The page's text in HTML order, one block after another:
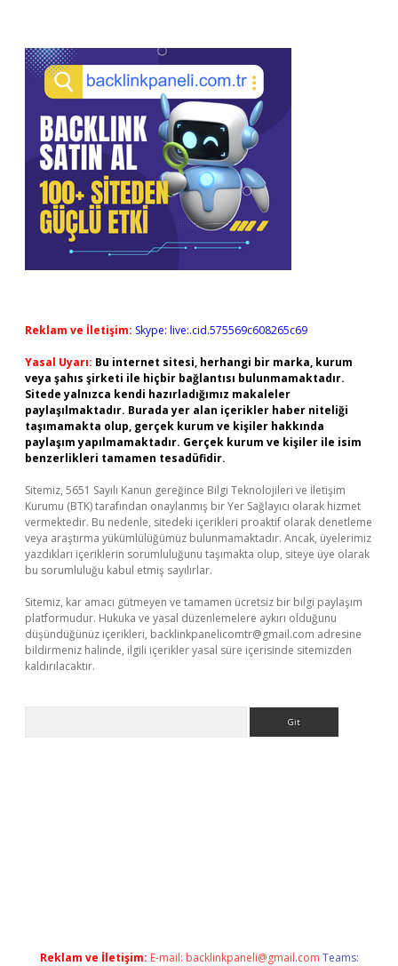
Reklam ve İletişim: Skype: live:.cid.575569c608265c69
Yasal Uyarı: Bu internet sitesi, herhangi bir marka, kurum
veya şahıs şirketi ile hiçbir bağlantısı bulunmamaktadır.
Sitede yalnızca kendi hazırladığımız makaleler
paylaşılmaktadır. Burada yer alan içerikler haber niteliği
taşımamakta olup, gerçek kurum ve kişiler hakkında
paylaşım yapılmamaktadır. Gerçek kurum ve kişiler ile isim
benzerlikleri tamamen tesadüfidir.
Sitemiz, 5651 Sayılı Kanun gereğince Bilgi Teknolojileri ve İletişim
Kurumu (BTK) tarafından onaylanmış bir Yer Sağlayıcı olarak hizmet
vermektedir. Bu nedenle, sitedeki içerikleri proaktif olarak denetleme
veya araştırma yükümlülüğümüz bulunmamaktadır. Ancak, üyelerimiz
yazdıkları içeriklerin sorumluluğunu taşımakta olup, siteye üye olarak
bu sorumluluğu kabul etmiş sayılırlar.
Sitemiz, kar amacı gütmeyen ve tamamen ücretsiz bir bilgi paylaşım
platformudur. Hukuka ve yasal düzenlemelere aykırı olduğunu
düşündüğünüz içerikleri, backlinkpanelicomtr@gmail.com adresine
bildirmeniz halinde, ilgili içerikler yasal süre içerisinde sitemizden
kaldırılacaktır.
Reklam ve İletişim: E-mail: backlinkpaneli@gmail.com Teams: